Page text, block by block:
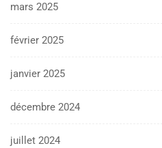
mars 2025
février 2025
janvier 2025
décembre 2024
juillet 2024